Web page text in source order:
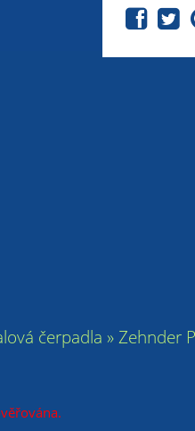
čerpadla » Zehnder